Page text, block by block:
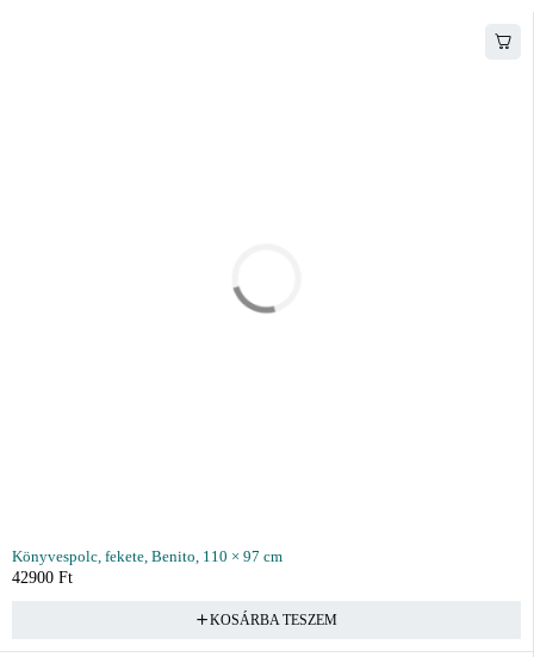
Könyvespolc, fekete, Benito, 110 × 97 cm
42900 Ft
KOSÁRBA TESZEM